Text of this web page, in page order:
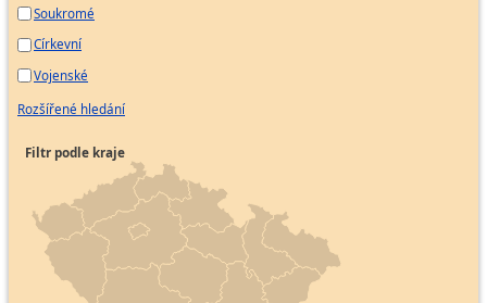
Soukromé
Církevní
Vojenské
Rozšířené hledání
Filtr podle kraje